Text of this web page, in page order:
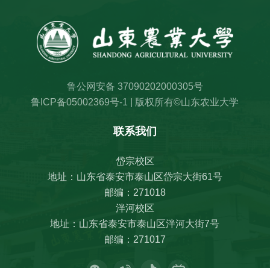
鲁公网安备 37090202000305号
鲁ICP备05002369号-1 | 版权所有©山东农业大学
联系我们
岱宗校区
地址：山东省泰安市泰山区岱宗大街61号
邮编：271018
泮河校区
地址：山东省泰安市泰山区泮河大街7号
邮编：271017